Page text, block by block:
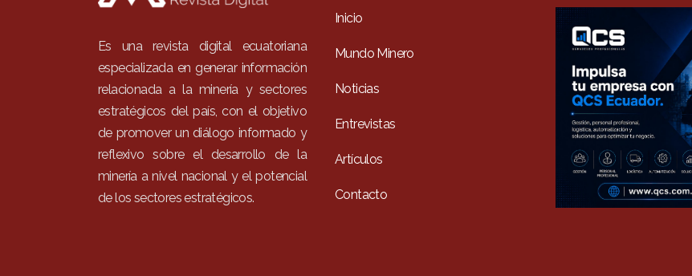
Es una revista digital ecuatoriana
especializada en generar información
relacionada a la minería y sectores
estratégicos del país, con el objetivo
de promover un diálogo informado y
reflexivo sobre el desarrollo de la
minería a nivel nacional y el potencial
de los sectores estratégicos.
Inicio
Mundo Minero
Noticias
Entrevistas
Artículos
Contacto